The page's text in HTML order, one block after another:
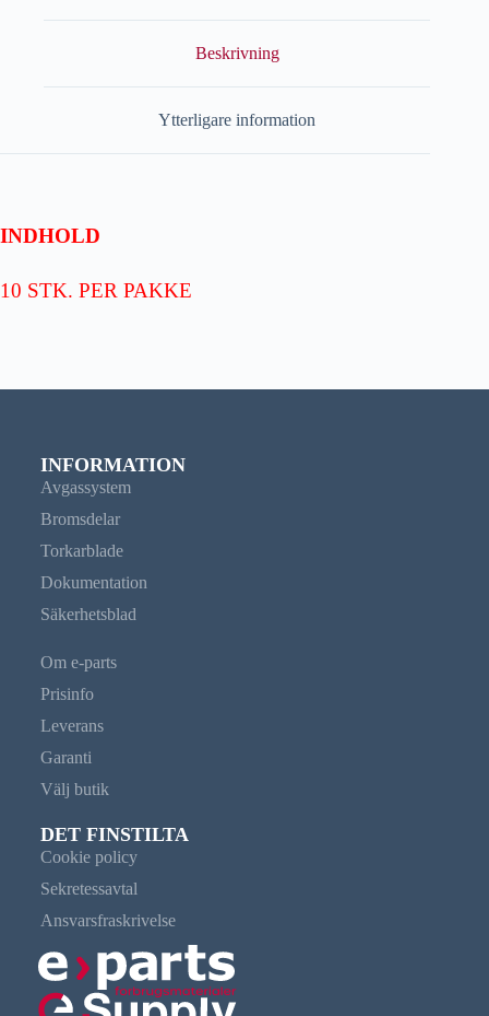
Beskrivning
Ytterligare information
INDHOLD
10 STK. PER PAKKE
INFORMATION
Avgassystem
Bromsdelar
Torkarblade
Dokumentation
Säkerhetsblad
Om e-parts
Prisinfo
Leverans
Garanti
Välj butik
DET FINSTILTA
Cookie policy
Sekretessavtal
Ansvarsfraskrivelse